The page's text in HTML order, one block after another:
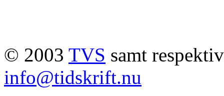
© 2003 TVS samt
info@tidskrift.nu